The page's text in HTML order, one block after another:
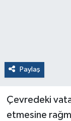
Paylaş
Çevredeki
etmesine